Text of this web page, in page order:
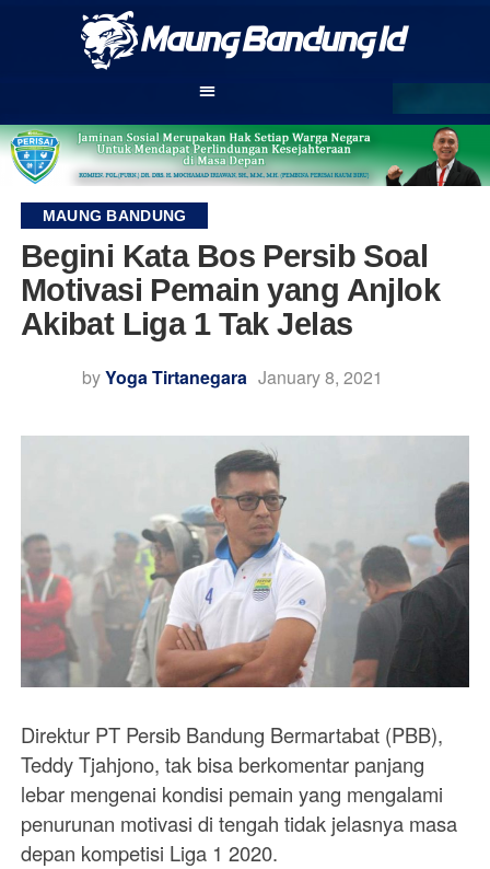
MAUNG BANDUNG
Begini Kata Bos Persib Soal
Motivasi Pemain yang Anjlok
Akibat Liga 1 Tak Jelas
byYoga Tirtanegara January 8, 2021
Direktur PT Persib Bandung Bermartabat (PBB),
Teddy Tjahjono, tak bisa berkomentar panjang
lebar mengenai kondisi pemain yang mengalami
penurunan motivasi di tengah tidak jelasnya masa
depan kompetisi Liga 1 2020.